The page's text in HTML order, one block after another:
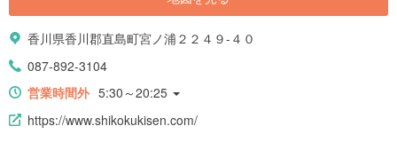
香川県香川郡直島町宮ノ浦２２４９-４０
087-892-3104
営業時間外 5:30～20:25
https://www.shikokukisen.com/